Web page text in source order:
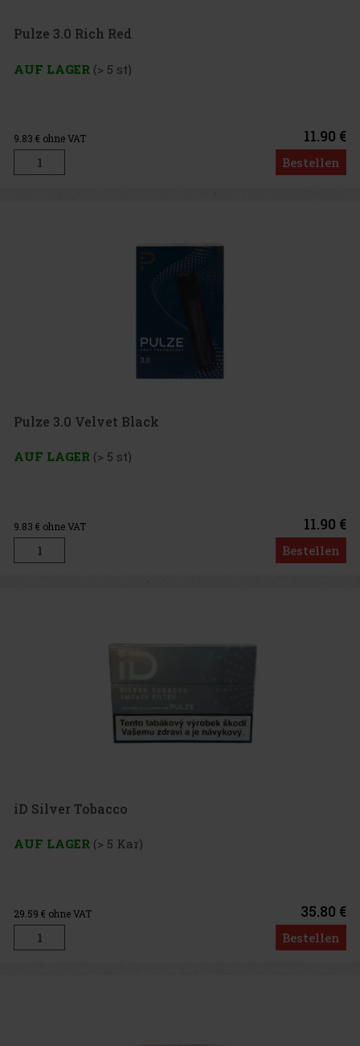
Pulze 3.0 Rich Red
AUF LAGER (> 5 st)
9.83 € ohne VAT 11.90 €
Bestellen
Pulze 3.0 Velvet Black
AUF LAGER (> 5 st)
9.83 € ohne VAT 11.90 €
Bestellen
iD Silver Tobacco
AUF LAGER (> 5 Kar)
29.59 € ohne VAT 35.80 €
Bestellen